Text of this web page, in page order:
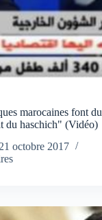
marocaines font du
du haschich" (Vidéo)
21 octobre 2017